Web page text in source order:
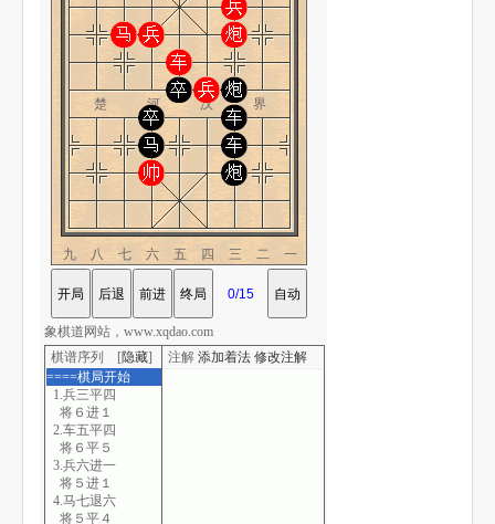
楚 河 汉 界
九八七六五四三二一
棋谱序列 [隐藏]
====棋局开始
1.兵三平四
将６进１
2.车五平四
将６平５
3.兵六进一
将５进１
4.马七退六
将５平４
注解 添加着法 修改注解
象棋道网站，www.xqdao.com